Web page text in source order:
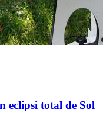
eclipsi total de Sol